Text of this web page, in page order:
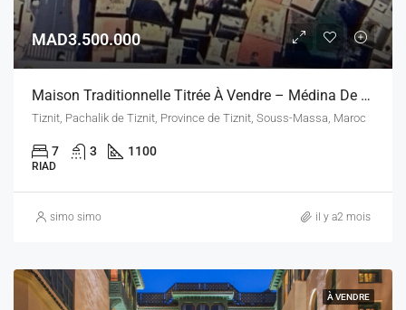
MAD3.500.000
Maison Traditionnelle Titrée À Vendre – Médina De Tiznit – 1 100 M²
Tiznit, Pachalik de Tiznit, Province de Tiznit, Souss-Massa, Maroc
7 3 1100
RIAD
simo simo il y a2 mois
À VENDRE